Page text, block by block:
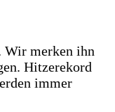
Wir merken ihn
Hitzerekord
immer